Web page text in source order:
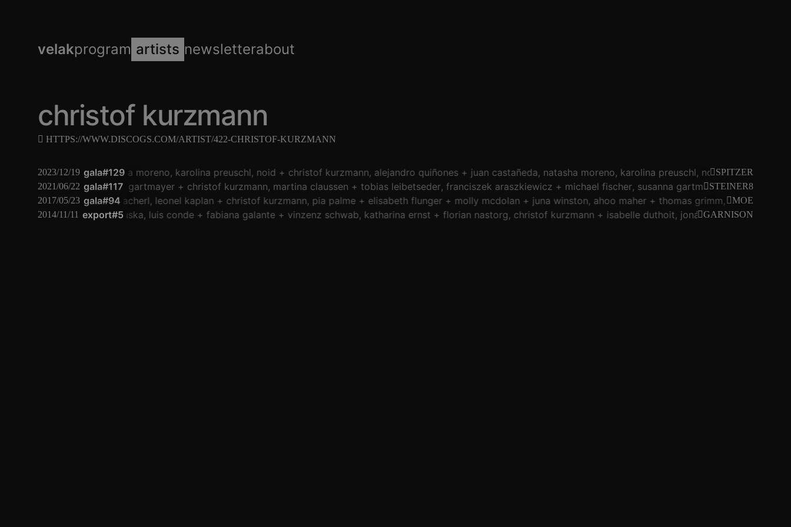
velakprogram artists newsletterabout
christof kurzmann
HTTPS://WWW.DISCOGS.COM/ARTIST/422-CHRISTOF-KURZMANN
gala#129
2023/12/19 SPITZER
natasha moreno karolina preuschl noid christof kurzmann alejandro quiñones juan castañeda natasha moreno karolina preuschl noid
christof
gala#117
2021/06/22 STEINER8
susanna gartmayer christof kurzmann martina claussen tobias leibetseder franciszek araszkiewicz michael fischer susanna gartmayer
christof
gala#94
2017/05/23 MOE
michael zacherl leonel kaplan christof kurzmann pia palme elisabeth flunger molly mcdolan juna winston ahoo maher thomas grimm michael
export#5
2014/11/11 GARNISON
jonáš gruska luis conde fabiana galante vinzenz schwab katharina ernst florian nastorg christof kurzmann isabelle duthoit jonáš gruska luis conde